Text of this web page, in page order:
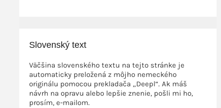
Slovenský text
Väčšina slovenského textu na tejto stránke je
automaticky preložená z môjho nemeckého
originálu pomocou prekladača „Deepl“. Ak máš
návrh na opravu alebo lepšie znenie, pošli mi ho,
prosím, e-mailom.